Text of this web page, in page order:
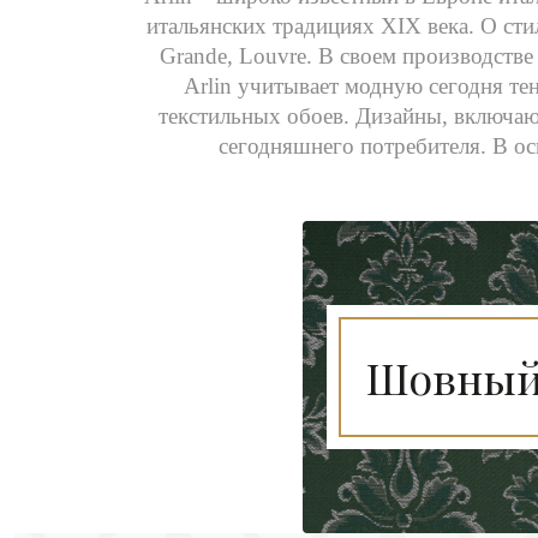
итальянских традициях XIX века. О
Grande, Louvre. В своем
Arlin учитывает модную сегодня
текстильных обоев. Дизайны,
сегодняшнего потребителя. В
Шовный